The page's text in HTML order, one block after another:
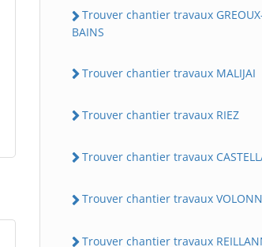
Trouver chantier travaux
BAINS
Trouver chantier travaux MALIJAI
Trouver chantier travaux RIEZ
Trouver chantier travaux
Trouver chantier travaux
Trouver chantier travaux